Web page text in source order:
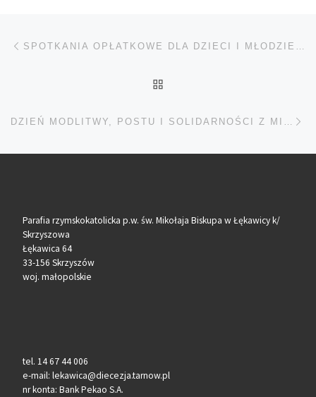
Nawigacja wpisu
Parafia rzymskokatolicka p.w. św. Mikołaja Biskupa w Łękawicy k/
Skrzyszowa
Łękawica 64
33-156 Skrzyszów
woj. małopolskie
tel. 14 67 44 006
e-mail: lekawica@diecezja.tarnow.pl
nr konta: Bank Pekao S.A.